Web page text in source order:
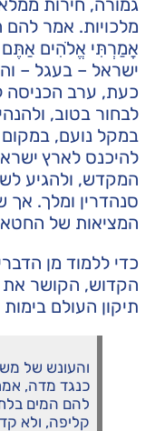
גמורה, חירות
מלכויות. אמר
אָמַרְתִּי אֱלֹהִים אַתֶּם
ישראל – בעגל –
כעת, ערב הכניסה
לבחור בטוב,
במקל נועם,
להיכנס לארץ
המקדש, ולהגיע
סנהדרין ומלך.
המציאות של החטא
כדי ללמוד מן
הקדוש, הקושר
תיקון העולם
והעונש של
כנגד מדה,
להם המים
קליפה, ולא